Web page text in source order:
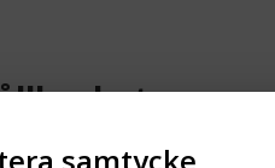
samtycke